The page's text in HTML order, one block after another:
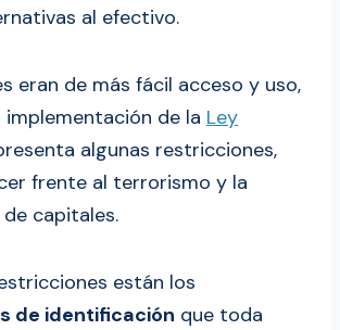
al efectivo.
eran de más fácil acceso y uso,
implementación de la Ley
algunas restricciones,
frente al terrorismo y la
capitales.
están los
de identificación que toda